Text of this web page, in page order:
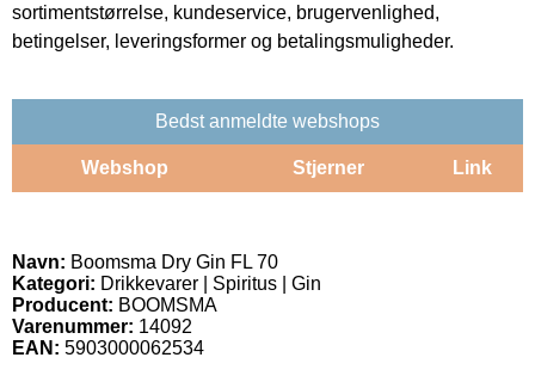
sortimentstørrelse, kundeservice, brugervenlighed,
betingelser, leveringsformer og betalingsmuligheder.
Bedst anmeldte webshops
Webshop Stjerner Link
Navn: Boomsma Dry Gin FL 70
Kategori: Drikkevarer | Spiritus | Gin
Producent: BOOMSMA
Varenummer: 14092
EAN: 5903000062534